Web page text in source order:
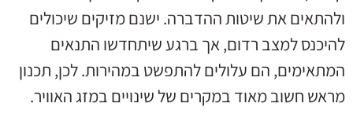
ולהתאים את שיטות ההדברה. ישנם מזיקים שיכולים
להיכנס למצב רדום, אך ברגע שיתחדשו התנאים
המתאימים, הם עלולים להתפשט במהירות. לכן, תכנון
מראש חשוב מאוד במקרים של שינויים במזג האוויר.